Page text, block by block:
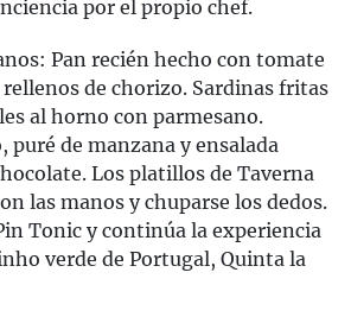
por el propio chef.
Pan recién hecho con tomate
de chorizo. Sardinas fritas
al horno con parmesano.
puré de manzana y ensalada
Los platillos de Taverna
las manos y chuparse los dedos.
Tonic y continúa la experiencia
verde de Portugal, Quinta la